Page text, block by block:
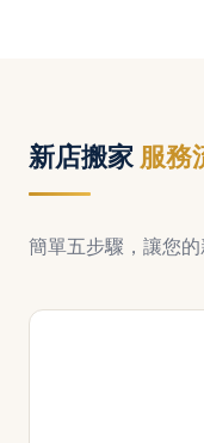
新店搬家服務
簡單五步驟，讓您